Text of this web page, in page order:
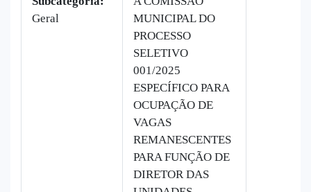
Geral
MUNICIPAL DO
PROCESSO
SELETIVO
001/2025
ESPECÍFICO PARA
OCUPAÇÃO DE
VAGAS
REMANESCENTES
PARA FUNÇÃO DE
DIRETOR DAS